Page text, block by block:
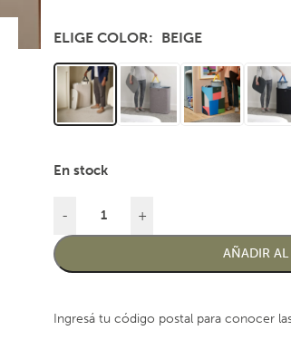
ELIGE COLOR BEIGE
En stock
- +
AÑADIR
Ingresá tu código postal para conocer